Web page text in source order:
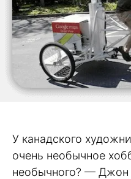
У канадского
очень необычное
необычного? — Джон